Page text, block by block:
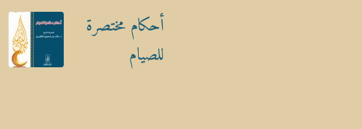
أحكام مختصرة
للصيام